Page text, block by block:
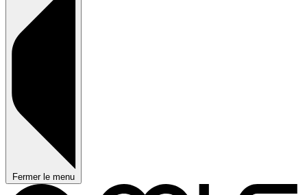
Fermer le menu